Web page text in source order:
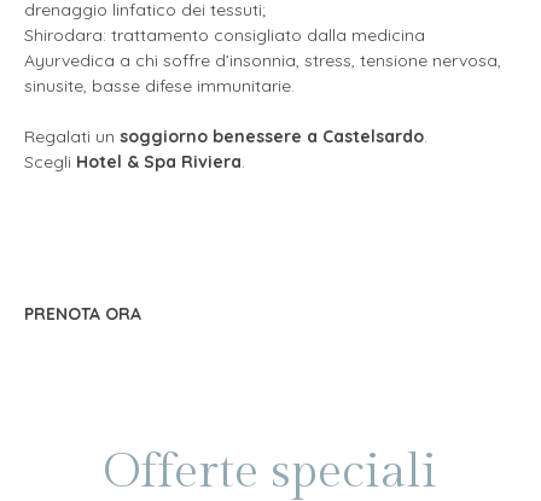
drenaggio linfatico dei tessuti;
Shirodara: trattamento consigliato dalla medicina
Ayurvedica a chi soffre d’insonnia, stress, tensione nervosa,
sinusite, basse difese immunitarie.
Regalati un soggiorno benessere a Castelsardo.
Scegli Hotel & Spa Riviera.
PRENOTA ORA
Offerte speciali